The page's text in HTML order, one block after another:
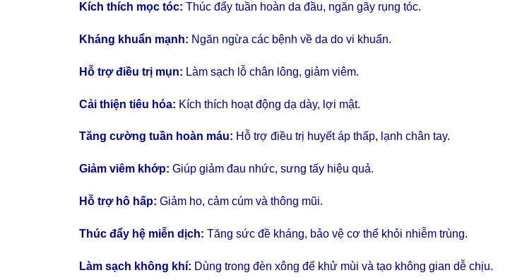
Kích thích mọc tóc: Thúc đẩy tuần hoàn da đầu, ngăn gãy rụng tóc.
Kháng khuẩn mạnh: Ngăn ngừa các bệnh về da do vi khuẩn.
Hỗ trợ điều trị mụn: Làm sạch lỗ chân lông, giảm viêm.
Cải thiện tiêu hóa: Kích thích hoạt động dạ dày, lợi mật.
Tăng cường tuần hoàn máu: Hỗ trợ điều trị huyết áp thấp, lạnh chân tay.
Giảm viêm khớp: Giúp giảm đau nhức, sưng tấy hiệu quả.
Hỗ trợ hô hấp: Giảm ho, cảm cúm và thông mũi.
Thúc đẩy hệ miễn dịch: Tăng sức đề kháng, bảo vệ cơ thể khỏi nhiễm trùng.
Làm sạch không khí: Dùng trong đèn xông để khử mùi và tạo không gian dễ chịu.